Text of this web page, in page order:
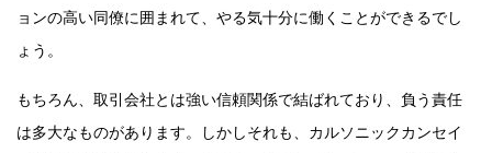
ョンの高い同僚に囲まれて、やる気十分に働くことができるでし
ょう。
もちろん、取引会社とは強い信頼関係で結ばれており、負う責任
は多大なものがあります。しかしそれも、カルソニックカンセイ